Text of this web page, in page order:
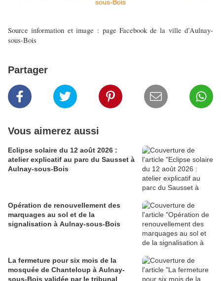
Source information et image : page Facebook de la ville d’Aulnay-
sous-Bois
Partager
Vous aimerez aussi
Eclipse solaire du 12 août 2026 :
atelier explicatif au parc du Sausset à
Aulnay-sous-Bois
Opération de renouvellement des
marquages au sol et de la
signalisation à Aulnay-sous-Bois
La fermeture pour six mois de la
mosquée de Chanteloup à Aulnay-
sous-Bois validée par le tribunal